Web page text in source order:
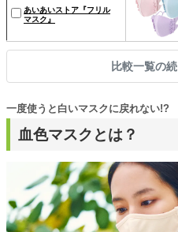
あいあいストア『フリル
マスク』
比較一覧の
血色マスクとは？
一度使うと白いマスクに戻れない!?